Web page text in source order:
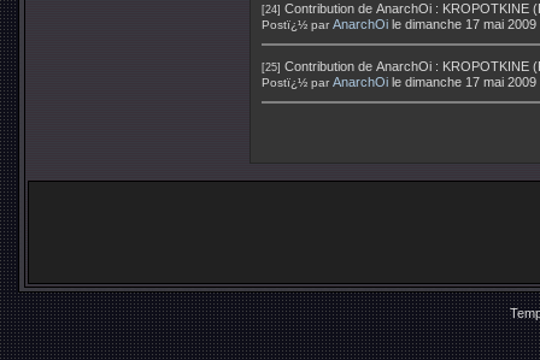
[24] Contribution de AnarchOi : KROPOTKINE
Postï¿½ par AnarchOi le dimanche 17 mai
[25] Contribution de AnarchOi : KROPOTKINE
Postï¿½ par AnarchOi le dimanche 17 mai